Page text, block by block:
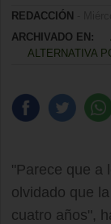
REDACCIÓN
ARCHIVADO EN:
ALTERNATIVA
"Parece que a
olvidado que
cuatro años",